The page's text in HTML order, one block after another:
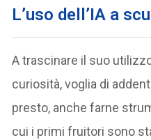
L’uso dell’IA a
A trascinare il suo
curiosità, voglia di
presto, anche farne
cui i primi fruitori sono